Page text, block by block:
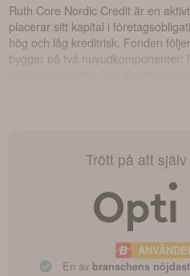
Ruth Core Nordic Credit är en
placerar sitt kapital i
hög och låg kreditrisk. Fonden
bygger på två huvudkomponenter:
tredimensionella
genom att analysera
Genom att integrera dessa två
kombination av en modellbaserad
grundläggande analys av både
specifika företagsrisker.
Trött på att
En av branschens